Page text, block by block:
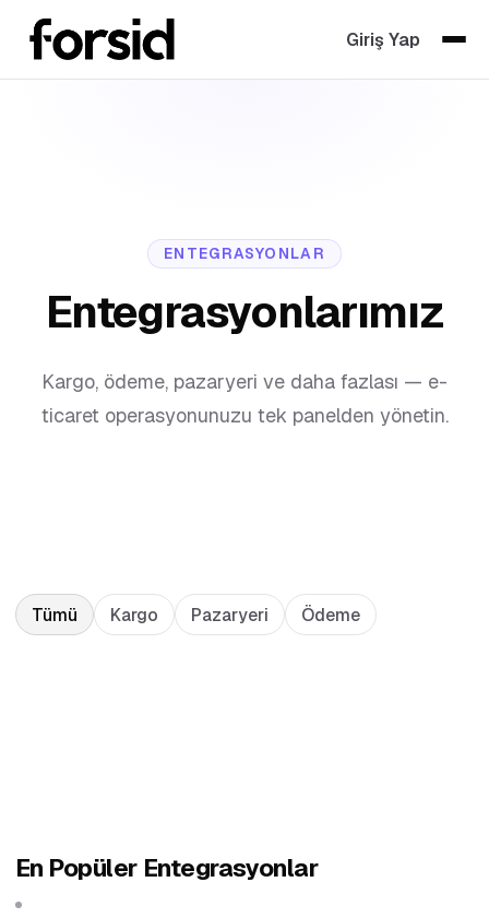
Giriş Yap
ENTEGRASYONLAR
Entegrasyonlarımız
Kargo, ödeme, pazaryeri ve daha fazlası — e-
ticaret operasyonunuzu tek panelden yönetin.
Tümü Kargo Pazaryeri Ödeme
En Popüler Entegrasyonlar